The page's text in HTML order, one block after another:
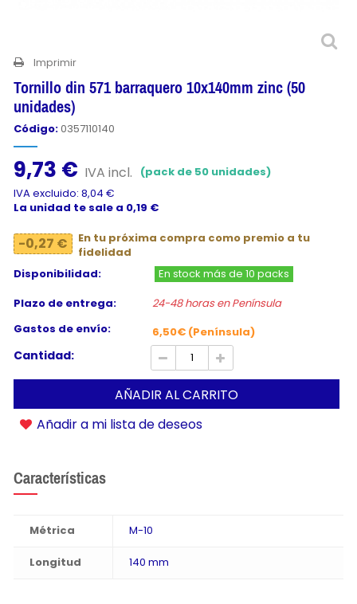
Imprimir
Tornillo din 571 barraquero 10x140mm zinc (50
unidades)
Código:0357110140
9,73 € IVA incl.
(pack de 50 unidades)
IVA excluido: 8,04 €
La unidad te sale a 0,19 €
-0,27 €
En tu próxima compra como premio a tu
fidelidad
Disponibilidad:
En stock más de 10 packs
Plazo de entrega:
24-48 horas en Península
Gastos de envío:
6,50€ (Península)
Cantidad:
AÑADIR AL CARRITO
Añadir a mi lista de deseos
Características
Métrica M-10
Longitud 140 mm